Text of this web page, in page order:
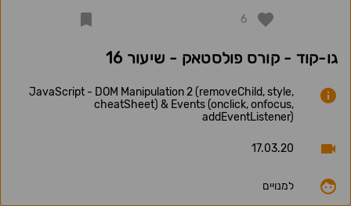
6
גו-קוד - קורס פולסטאק - שיעור 16
JavaScript - DOM Manipulation 2 (removeChild, style,
cheatSheet) & Events (onclick, onfocus,
addEventListener)
17.03.20
למנויים